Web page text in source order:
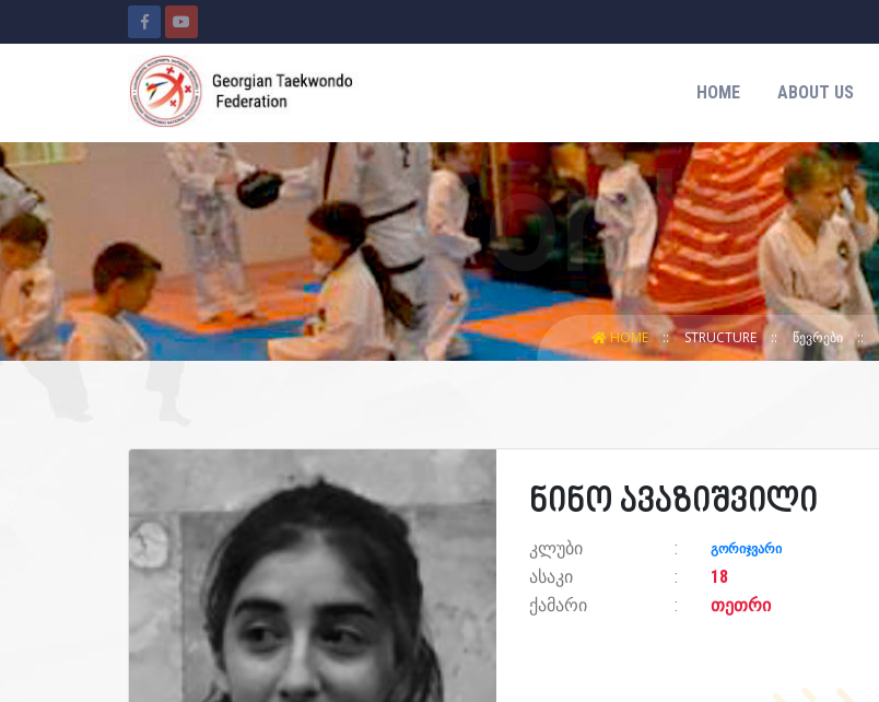
HOME ABOUT US
HOME STRUCTURE ᲬᲔᲕᲠᲔᲑᲘ
ნინო ავაზიშვილი
კლუბი გორიჯვარი
ასაკი
18
ქამარი
თეთრი